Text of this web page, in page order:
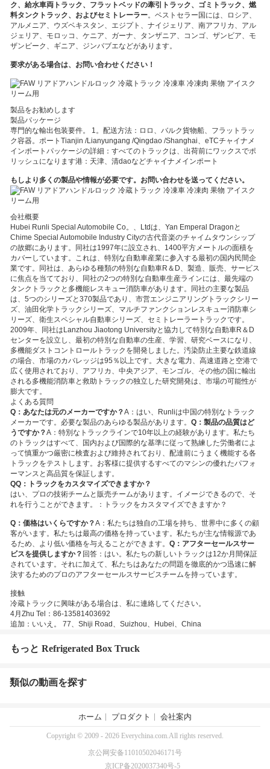
ク、給水車両トラック、フラットベッドの牽引トラック、ゴミトラック、燃
料タンクトラック、およびセミトレーラー。ベストセラー国には、ロシア、
アルメニア、ウズベキスタン、エジプト、ナイジェリア、南アフリカ、アル
ジェリア、モロッコ、ケニア、ガーナ、タンザニア、コンゴ、ザンビア、モ
ザンビーク、ギニア、ジンバブエなどがあります。
要求がある場合は、お問い合わせください！
製品をお勧めします
製品パッケージ
専門的な輸出包装要件。 1。 配送方法：ロロ、バルク貨物船、フラットラッ
ク容器。ポートTianjin /Lianyungang /Qingdao /Shanghai、eTCチャイナメ
インポート パッケージの詳細：すべてのトラックは、出荷前にワックスでポ
リッシュになります港：天津、清daoなどチャイナメインポート
もしより多くの製品や情報が必要です。お問い合わせを送ってください。
会社概要
Hubei Runli Special Automobile Co。、Ltdは、Yan Emperal Dragonと
Chime Special Automobile Industry Cityの古代音楽のチャイムタウンシップ
の故郷にあります。同社は1997年に設立され、1400平方メートルの面積を
カバーしています。これは、特別な自動車産業に参入する最初の国内民間企
業です。同社は、あらゆる種類の特別な自動車R＆D、製造、販売、サービス
に焦点を当てており、同社の2つの特別な自動車生産ラインには、最先端の
タンクトラックと多機能レスキュー消防車があります。同社の主要な製品
は、5つのシリーズと370製品であり、市営エンジニアリングトラックシリー
ズ、油田化学トラックシリーズ、マルチファンクションレスキュー消防車シ
リーズ、衛生スペシャル自動車シリーズ、セミトレーラートラックです。
2009年、同社はLanzhou Jiaotong Universityと協力して特別な自動車R＆D
センターを設立し、最初の特別な自動車の生産、学習、研究ベースになり、
多機能ダストコントロールトラックを開発しました。汚染防止主要な鉄道線
の場合、市場のカバレッジは95％以上です。大きな電力、高速道路と空港で
広く使用されており、アフリカ、中央アジア、モンゴル、その他の国に輸出
される多機能消防車と救助トラックの独立した研究開発は、市場の可能性が
膨大です。
よくある質問
Q：あなたは元のメーカーですか？A：はい、Runliは中国の特別なトラック
メーカーです。必要な製品のあらゆる製品があります。 Q：製品の品質はど
うですか？A：特別なトラックラインで10年以上の経験があります。私たち
のトラックはすべて、国内および国際的な基準に従って熟練した労働者によ
って慎重かつ厳密に検査および維持されており、配達前にうまく機能する各
トラックをテストします。お客様に提供するすべてのマシンの優れたパフォ
ーマンスと高品質を保証します。
QQ：トラックをカスタマイズできますか？
はい、プロの技術チームと販売チームがあります。イメージできるので、そ
れを行うことができます。
：トラックをカスタマイズできますか？
Q：価格はいくらですか？A：私たちは独自の工場を持ち、世界中に多くの顧
客がいます。私たちは最高の価格を持っています。私たちが主な情報源であ
るため、より低い価格を与えることができます。 Q：アフターセールスサー
ビスを提供しますか？ 回答：はい。私たちの新しいトラックは12か月間保証
されています。それに加えて、私たちはあなたの問題を徹底的かつ迅速に解
決するためのプロのアフターセールスサービスチームを持っています。
接触
冷蔵トラックに興味がある場合は、私に連絡してください。
4月Zhu Tel：86-13581403692
追加：いいえ。 77、Shiji Road、Suizhou、Hubei、China
もっと Refrigerated Box Truck
類似の動画を探す
ホーム プロダクト 会社案内
Copyright © 2009 - 2026 Everychina.com.All rights reserved.
京公网安备11010502046171号
京ICP备2020037340号-5